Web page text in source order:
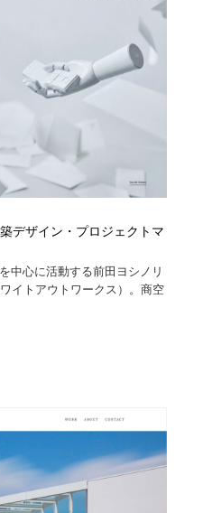
デザイン・プロジェクトマ
中心に活動する前田ヨシノリ
イトアウトワークス）。商空